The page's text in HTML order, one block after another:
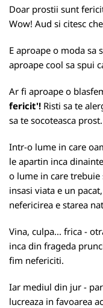
Doar prostii sunt
Wow! Aud si citesc
E aproape o moda sa
aproape cool sa spui
Ar fi aproape o
fericit'! Risti sa te
sa te socoteasca prost.
Intr-o lume in care
le apartin inca
o lume in care
insasi viata e un
nefericirea e starea
Vina, culpa... frica -
inca din frageda
fim nefericiti.
Iar mediul din jur -
lucreaza in favoarea